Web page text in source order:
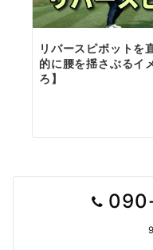
リバースピボットを
的に腰を揺さぶるイ
ろ】